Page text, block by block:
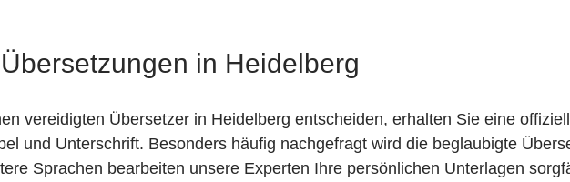
in Heidelberg
vereidigten Übersetzer in Heidelberg entscheiden, erhalten Sie eine
und Unterschrift. Besonders häufig nachgefragt wird die beglaubigte
Sprachen bearbeiten unsere Experten Ihre persönlichen Unterlagen